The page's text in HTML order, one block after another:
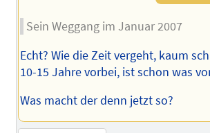
Sein Weggang im Januar 2007
Echt? Wie die Zeit vergeht, kaum
10-15 Jahre vorbei, ist schon was
Was macht der denn jetzt so?